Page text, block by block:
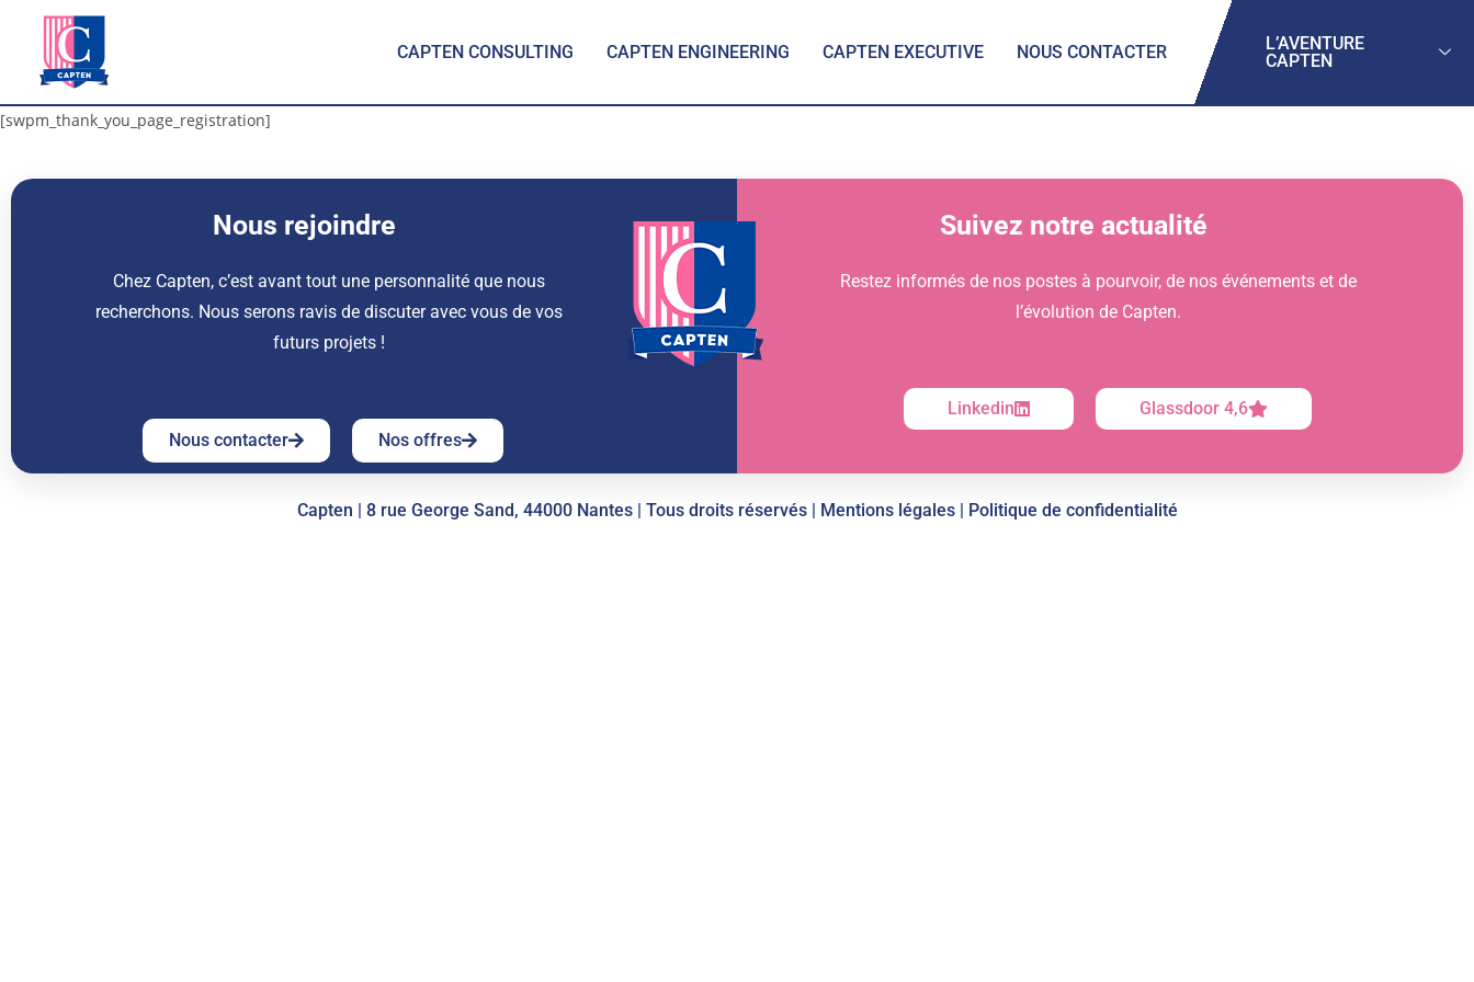
CAPTEN CONSULTING CAPTEN ENGINEERING CAPTEN EXECUTIVE NOUS CONTACTER
L’AVENTURE
CAPTEN
[swpm_thank_you_page_registration]
Nous rejoindre
Chez Capten, c’est avant tout une personnalité que nous
recherchons. Nous serons ravis de discuter avec vous de vos
futurs projets !
Nous contacter Nos offres
Suivez notre actualité
Restez informés de nos postes à pourvoir, de nos événements et de
l’évolution de Capten.
Linkedin Glassdoor 4,6
Capten | 8 rue George Sand, 44000 Nantes | Tous droits réservés | Mentions légales| Politique de confidentialité